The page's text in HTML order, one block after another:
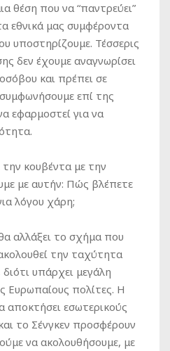
θέση που να “παντρεύει”
εθνικά μας συμφέροντα
υποστηρίζουμε. Τέσσερις
δεν έχουμε αναγνωρίσει
και πρέπει σε
επί της
εφαρμοστεί για να
την κουβέντα με την
με αυτήν: Πώς βλέπετε
λόγου χάρη;
αλλάξει το σχήμα που
την ταχύτητα
υπάρχει μεγάλη
Ευρωπαίους πολίτες. Η
αποκτήσει εσωτερικούς
το Σένγκεν προσφέρουν
να ακολουθήσουμε, με